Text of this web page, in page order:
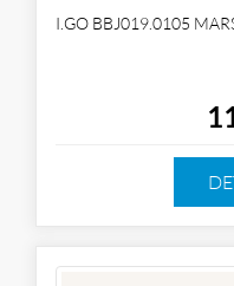
I.GO BBJ019.0105